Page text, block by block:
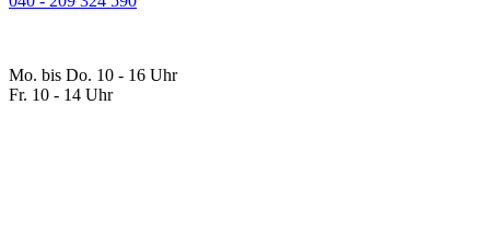
Mo. bis Do. 10 - 16 Uhr
Fr. 10 - 14 Uhr